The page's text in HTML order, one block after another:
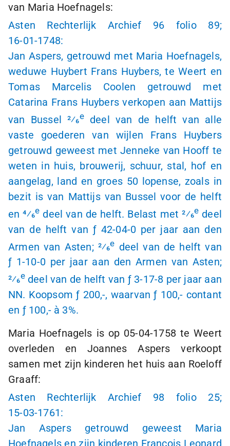
van Maria Hoefnagels:
Asten Rechterlijk Archief 96 folio 89;
16-01-1748:
Jan Aspers, getrouwd met Maria Hoefnagels,
weduwe Huybert Frans Huybers, te Weert en
Tomas Marcelis Coolen getrouwd met
Catarina Frans Huybers verkopen aan Mattijs
van Bussel 2⁄6edeel van de helft van alle
vaste goederen van wijlen Frans Huybers
getrouwd geweest met Jenneke van Hooff te
weten in huis, brouwerij, schuur, stal, hof en
aangelag, land en groes 50 lopense, zoals in
bezit is van Mattijs van Bussel voor de helft
en 4⁄6e deel van de helft. Belast met 2⁄6e deel
van de helft van ƒ 42-04-0 per jaar aan den
Armen van Asten; 2⁄6e deel van de helft van
ƒ 1-10-0 per jaar aan den Armen van Asten;
2⁄6edeel van de helft van ƒ 3-17-8 per jaar aan
NN. Koopsomƒ 200,-, waarvanƒ 100,- contant
en ƒ 100,- à 3%.
Maria Hoefnagels is op 05-04-1758 te Weert
overleden en Joannes Aspers verkoopt
samen met zijn kinderen het huis aan Roeloff
Graaff:
Asten Rechterlijk Archief 98 folio 25;
15-03-1761:
Jan Aspers getrouwd geweest Maria
Hoefnagels en zijn kinderen Francois Leonard